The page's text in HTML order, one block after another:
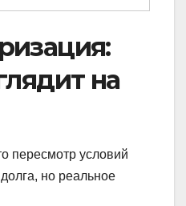
на
пересмотр условий
но реальное